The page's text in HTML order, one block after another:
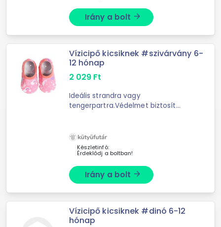
Irány a bolt arrow_forward
Vízicipő kicsiknek #szivárvány 6-
12 hónap
2 029 Ft
Ideális strandra vagy
tengerpartra.Védelmet biztosít
rendelkezik.Az első lépésektől 5 éves
korig.
Készletinfó:
Érdeklődj a boltban!
Irány a bolt arrow_forward
Vízicipő kicsiknek #dinó 6-12
hónap